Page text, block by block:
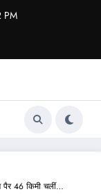
PM
पैर 46 किमी चलीं…